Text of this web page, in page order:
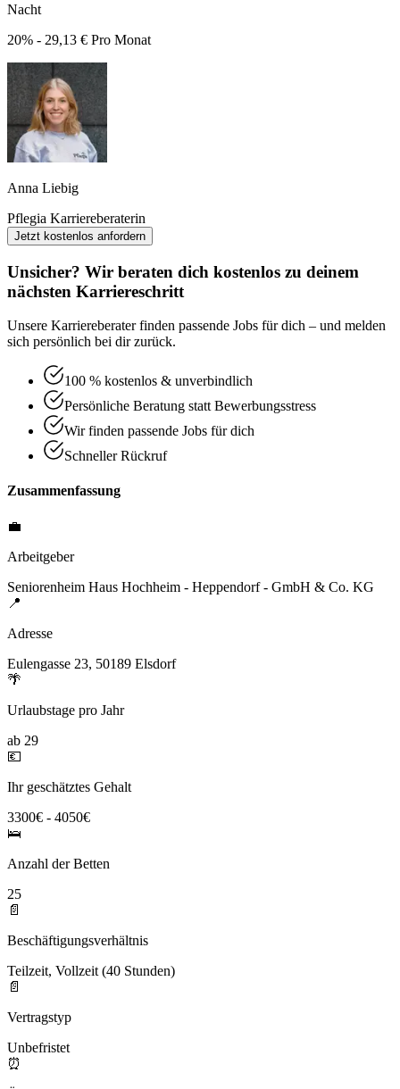
Nacht
20% - 29,13 € Pro Monat
Anna Liebig
Pflegia Karriereberaterin
Jetzt kostenlos anfordern
Unsicher? Wir beraten dich kostenlos zu deinem
nächsten Karriereschritt
Unsere Karriereberater finden passende Jobs für dich – und melden
sich persönlich bei dir zurück.
100 % kostenlos & unverbindlich
Persönliche Beratung statt Bewerbungsstress
Wir finden passende Jobs für dich
Schneller Rückruf
Zusammenfassung
💼
Arbeitgeber
Seniorenheim Haus Hochheim - Heppendorf - GmbH & Co. KG
📍
Adresse
Eulengasse 23, 50189 Elsdorf
🌴
Urlaubstage pro Jahr
ab 29
💶
Ihr geschätztes Gehalt
3300€ - 4050€
🛌
Anzahl der Betten
25
📄
Beschäftigungsverhältnis
Teilzeit, Vollzeit (40 Stunden)
📄
Vertragstyp
Unbefristet
⏰